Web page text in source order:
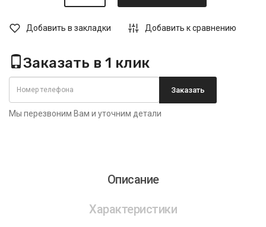
Добавить в закладки Добавить к сравнению
Заказать в 1 клик
Заказать
Мы перезвоним Вам и уточним детали
Описание
Характеристики